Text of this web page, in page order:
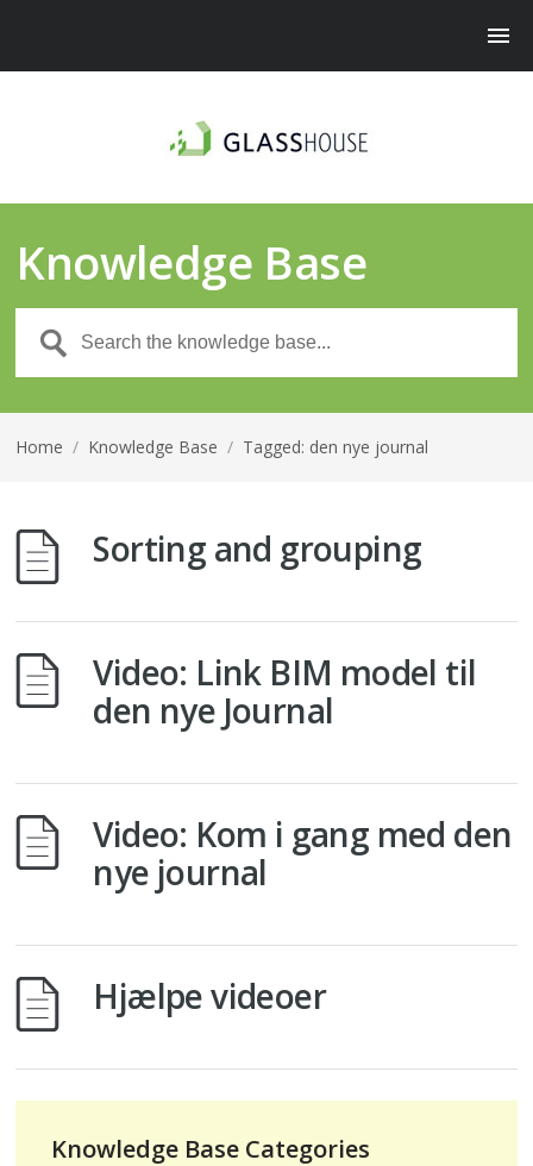
Knowledge Base
Home / Knowledge Base / Tagged: den nye journal
Sorting and grouping
Video: Link BIM model til
den nye Journal
Video: Kom i gang med den
nye journal
Hjælpe videoer
Knowledge Base Categories